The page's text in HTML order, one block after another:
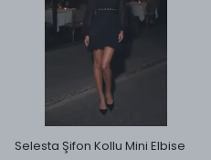
Selesta Şifon Kollu Mini Elbise